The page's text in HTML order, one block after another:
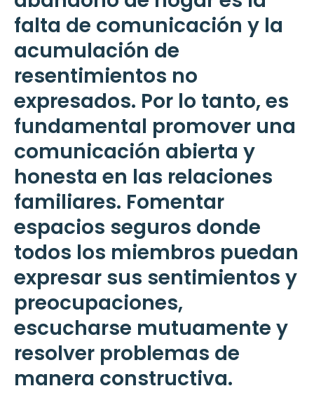
falta de comunicación y la
acumulación de
resentimientos no
expresados. Por lo tanto, es
fundamental promover una
comunicación abierta y
honesta en las relaciones
familiares. Fomentar
espacios seguros donde
todos los miembros puedan
expresar sus sentimientos y
preocupaciones,
escucharse mutuamente y
resolver problemas de
manera constructiva.